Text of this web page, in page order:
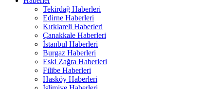
Tekirdağ Haberleri
Edirne Haberleri
Kırklareli Haberleri
Çanakkale Haberleri
İstanbul Haberleri
Burgaz Haberleri
Eski Zağra Haberleri
Filibe Haberleri
Hasköy Haberleri